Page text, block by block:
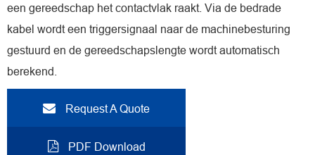
een gereedschap het contactvlak raakt. Via de bedrade
kabel wordt een triggersignaal naar de machinebesturing
gestuurd en de gereedschapslengte wordt automatisch
berekend.
Request A Quote
PDF Download